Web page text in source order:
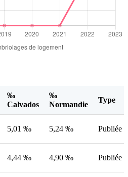
‰
Calvados
‰
Normandie
Type
5,01 ‰ 5,24 ‰ Publiée
4,44 ‰ 4,90 ‰ Publiée